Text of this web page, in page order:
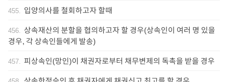
455. 입양의사를 철회하고자 할때
456. 상속재산의 분할을 협의하고자 할 경우(상속인이 여러 명 있을
경우, 각 상속인들에게 발송)
457. 피상속인(망인)이 채권자로부터 채무변제의 독촉을 받을 경우